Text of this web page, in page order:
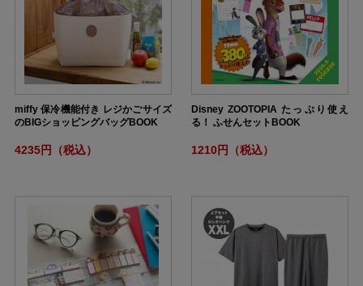
miffy 保冷機能付き レジかごサイズ
のBIGショッピングバッグBOOK
4235円（税込）
Disney ZOOTOPIA たっぷり使え
る！ ふせんセットBOOK
1210円（税込）